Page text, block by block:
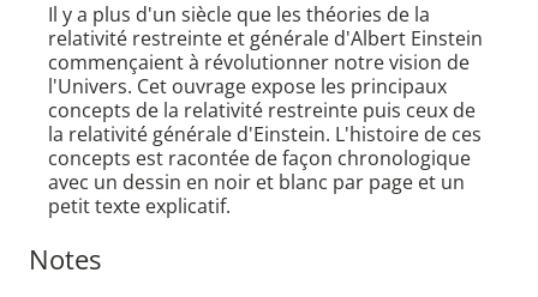
Il y a plus d'un siècle que les théories de la
relativité restreinte et générale d'Albert Einstein
commençaient à révolutionner notre vision de
l'Univers. Cet ouvrage expose les principaux
concepts de la relativité restreinte puis ceux de
la relativité générale d'Einstein. L'histoire de ces
concepts est racontée de façon chronologique
avec un dessin en noir et blanc par page et un
petit texte explicatif.
Notes